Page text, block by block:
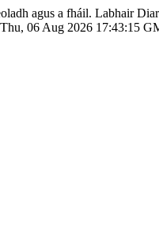
agus a fháil. Labhair
Thu, 06 Aug 2026 17:43:15